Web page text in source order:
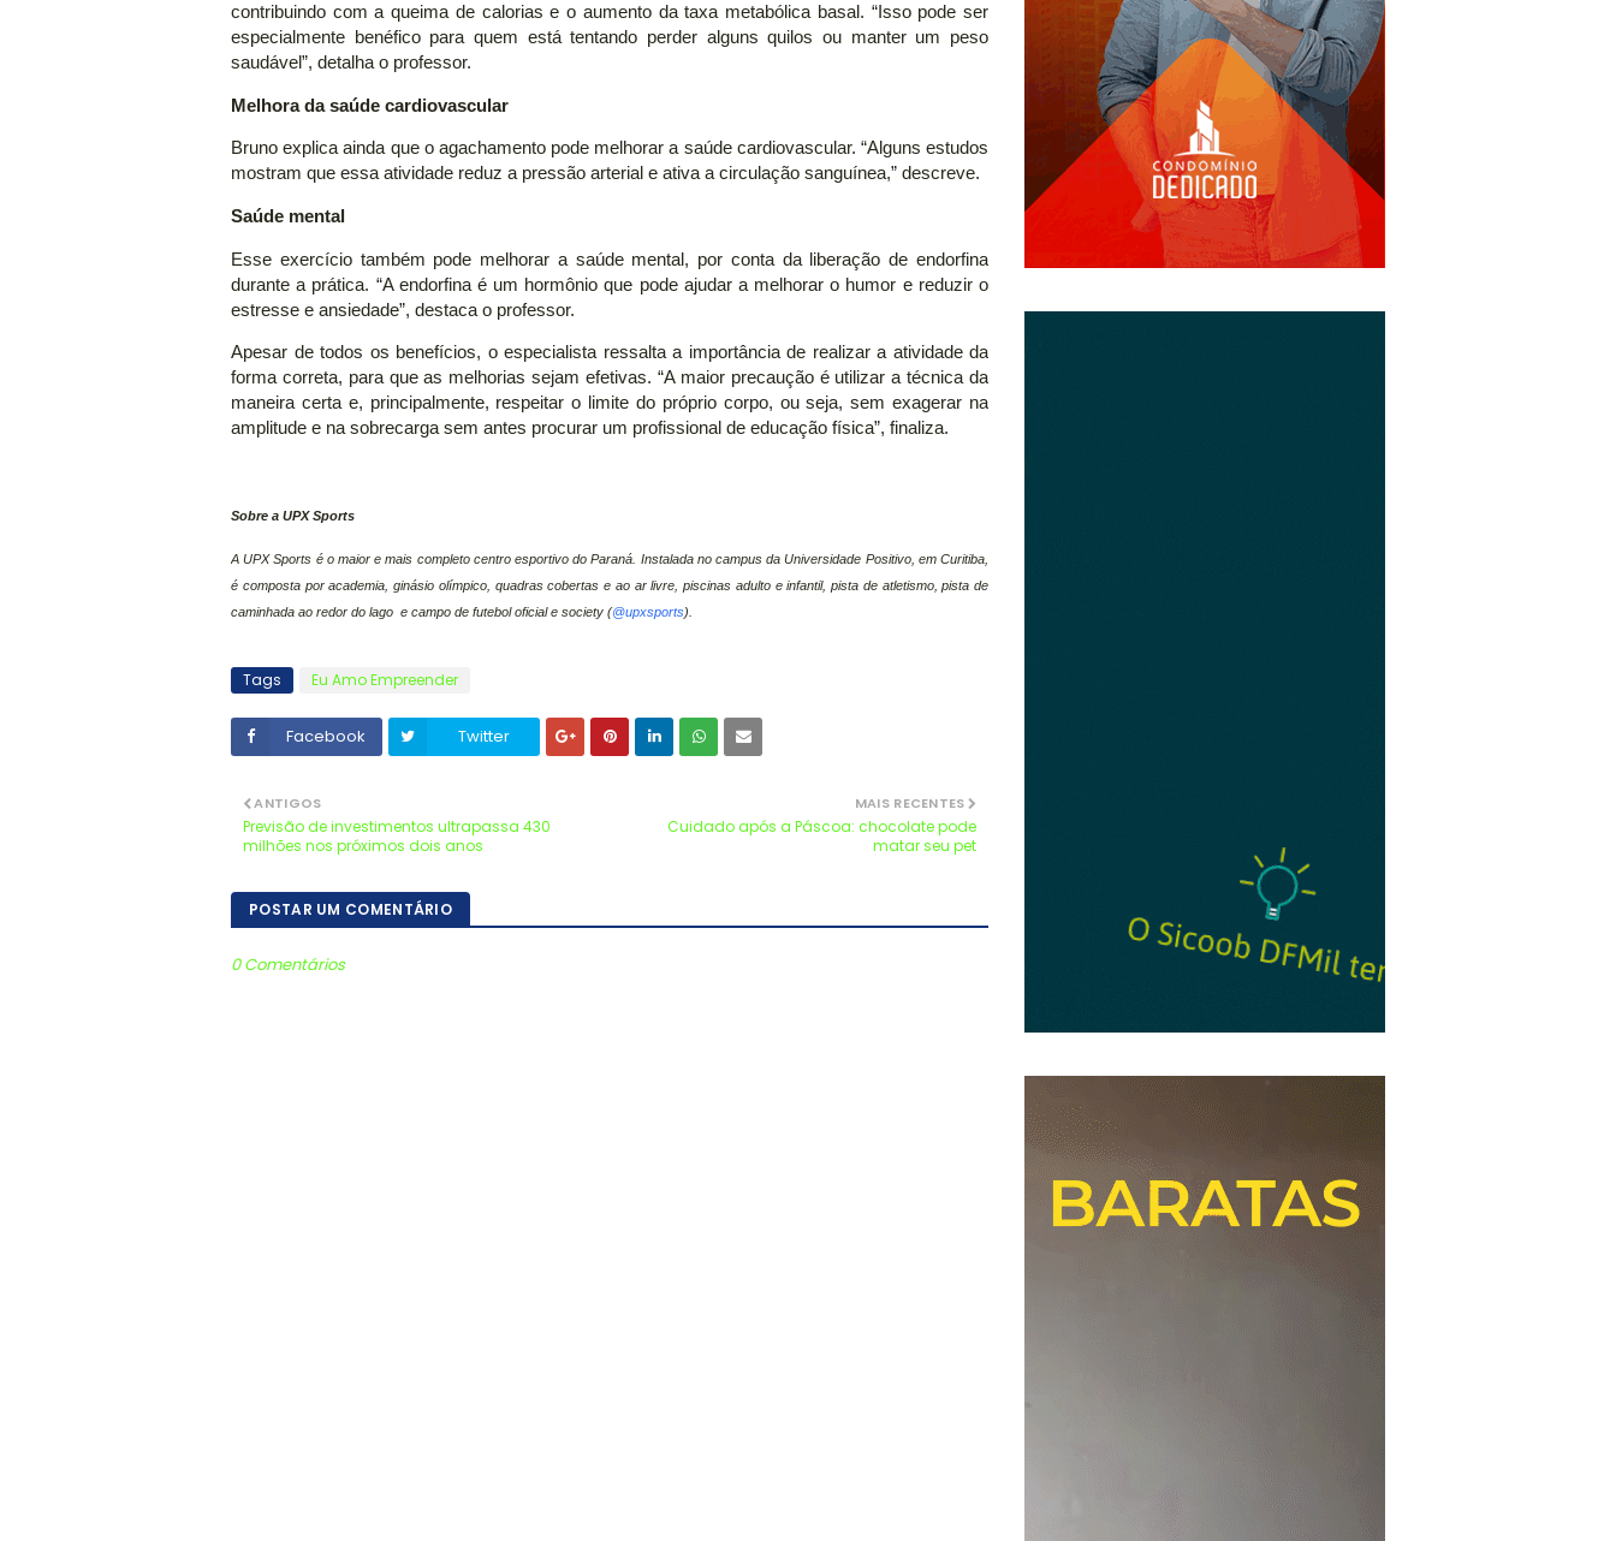
contribuindo com a queima de calorias e o aumento da taxa metabólica basal. “Isso pode ser
especialmente benéfico para quem está tentando perder alguns quilos ou manter um peso
saudável”, detalha o professor.
Melhora da saúde cardiovascular
Bruno explica ainda que o agachamento pode melhorar a saúde cardiovascular. “Alguns estudos
mostram que essa atividade reduz a pressão arterial e ativa a circulação sanguínea,” descreve.
Saúde mental
Esse exercício também pode melhorar a saúde mental, por conta da liberação de endorfina
durante a prática. “A endorfina é um hormônio que pode ajudar a melhorar o humor e reduzir o
estresse e ansiedade”, destaca o professor.
Apesar de todos os benefícios, o especialista ressalta a importância de realizar a atividade da
forma correta, para que as melhorias sejam efetivas. “A maior precaução é utilizar a técnica da
maneira certa e, principalmente, respeitar o limite do próprio corpo, ou seja, sem exagerar na
amplitude e na sobrecarga sem antes procurar um profissional de educação física”, finaliza.
Sobre a UPX Sports
A UPX Sports é o maior e mais completo centro esportivo do Paraná. Instalada no campus da Universidade Positivo, em Curitiba,
é composta por academia, ginásio olímpico, quadras cobertas e ao ar livre, piscinas adulto e infantil, pista de atletismo, pista de
caminhada ao redor do lago e campo de futebol oficial e society (@upxsports).
Tags Eu Amo Empreender
Facebook Twitter
MAIS RECENTES
Cuidado após a Páscoa: chocolate pode
matar seu pet
ANTIGOS
Previsão de investimentos ultrapassa 430
milhões nos próximos dois anos
POSTAR UM COMENTÁRIO
0 Comentários